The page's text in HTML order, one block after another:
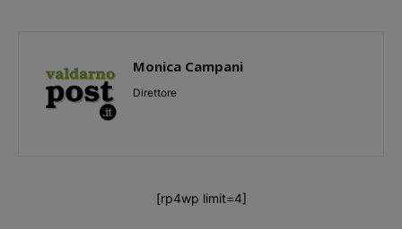
Monica Campani
Direttore
[rp4wp limit=4]